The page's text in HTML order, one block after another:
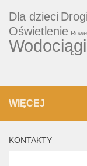
Dla dzieci Drogi
Oświetlenie
Wodociągi
WIĘCEJ
KONTAKTY